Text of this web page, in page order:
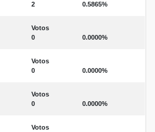
2
0.5865%
Votos
0
0.0000%
Votos
0
0.0000%
Votos
0
0.0000%
Votos